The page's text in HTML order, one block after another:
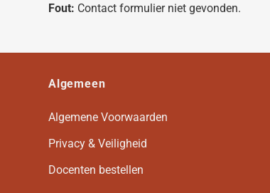
Fout: Contact formulier niet gevonden.
Algemeen
Algemene Voorwaarden
Privacy & Veiligheid
Docenten bestellen